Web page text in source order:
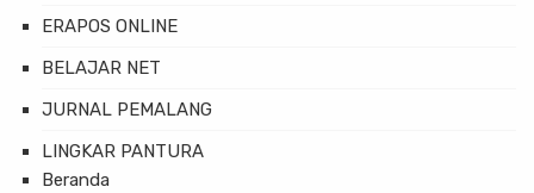
ERAPOS ONLINE
BELAJAR NET
JURNAL PEMALANG
LINGKAR PANTURA
Beranda